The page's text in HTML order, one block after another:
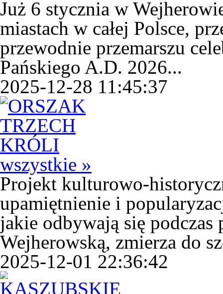
Już 6 stycznia w
miastach w całej Polsce,
przewodnie przemarszu
Pańskiego A.D. 2026...
2025-12-28 11:45:37
wszystkie »
Projekt kulturowo-
upamiętnienie i
jakie odbywają się
Wejherowską, zmierza do
2025-12-01 22:36:42